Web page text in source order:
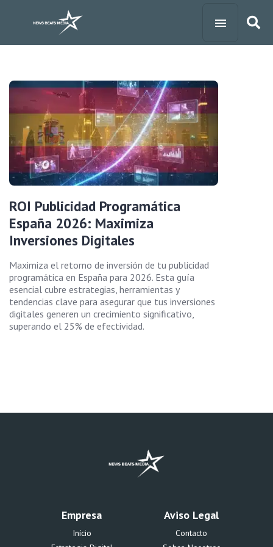
ROI Publicidad Programática
España 2026: Maximiza
Inversiones Digitales
Maximiza el retorno de inversión de tu publicidad
programática en España para 2026. Esta guía
esencial cubre estrategias, herramientas y
tendencias clave para asegurar que tus inversiones
digitales generen un crecimiento significativo,
superando el 25% de efectividad.
Empresa
Início
Aviso Legal
Contacto